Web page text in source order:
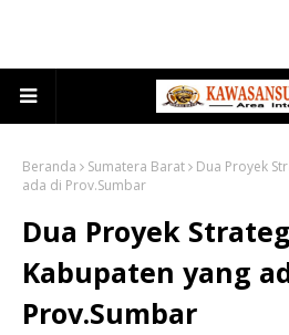
Beranda Sumatera Barat
Dua Proyek
ada di Prov.Sumbar
Dua Proyek
Kabupaten yang
Prov.Sumbar